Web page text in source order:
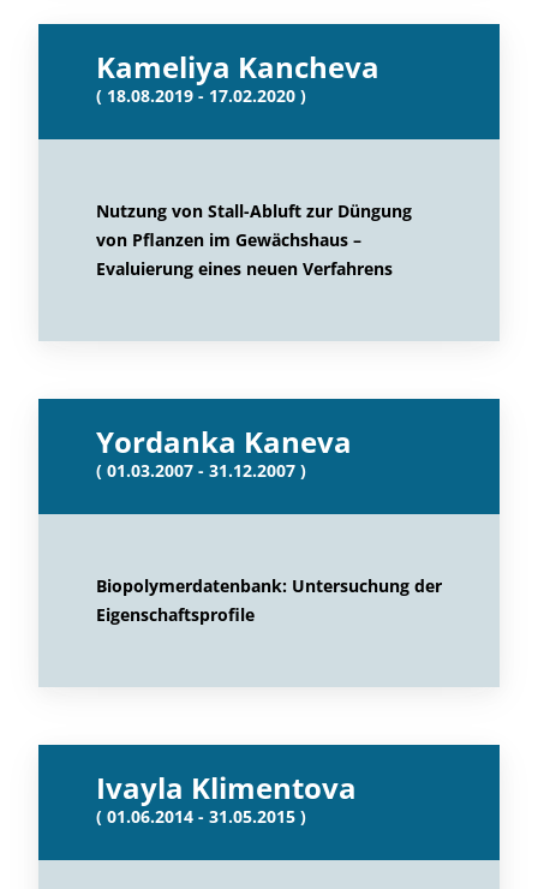
Kameliya Kancheva
( 18.08.2019 - 17.02.2020 )
Nutzung von Stall-Abluft zur Düngung
von Pflanzen im Gewächshaus –
Evaluierung eines neuen Verfahrens
Yordanka Kaneva
( 01.03.2007 - 31.12.2007 )
Biopolymerdatenbank: Untersuchung der
Eigenschaftsprofile
Ivayla Klimentova
( 01.06.2014 - 31.05.2015 )